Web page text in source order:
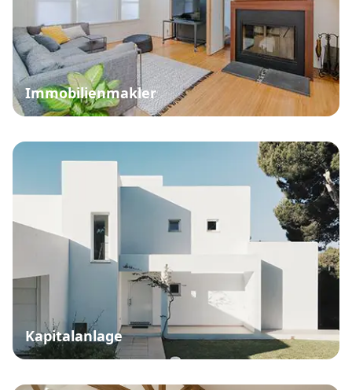
Immobilienmakler
Kapitalanlage